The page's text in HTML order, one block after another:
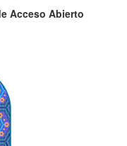
Acceso Abierto